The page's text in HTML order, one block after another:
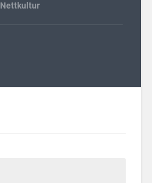
Nettkultur